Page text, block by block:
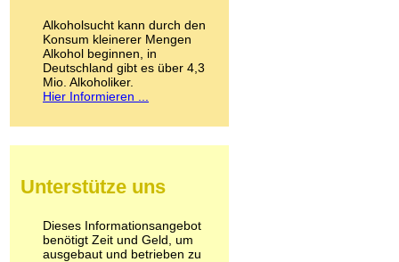
LSD
Marihuana
Medikamente
Meskalin
Metamphetamin
Methadon
Pilze
Psychopharmaka
Schlafmittel
Schmerzmittel
Alkoholsucht kann durch den
Konsum kleinerer Mengen
Alkohol beginnen, in
Deutschland gibt es über 4,3
Mio. Alkoholiker.
Hier Informieren ...
Unterstütze uns
Dieses Informationsangebot
benötigt Zeit und Geld, um
ausgebaut und betrieben zu